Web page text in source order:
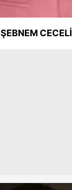
ŞEBNEM CECELİ